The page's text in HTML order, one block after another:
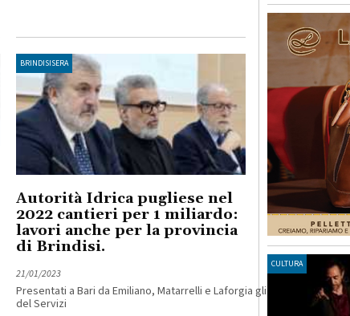
BRINDISISERA
Autorità Idrica pugliese nel
2022 cantieri per 1 miliardo:
lavori anche per la provincia
di Brindisi.
21/01/2023
Presentati a Bari da Emiliano, Matarrelli e Laforgia gli interventi in Puglia
del Servizi
CULTURA